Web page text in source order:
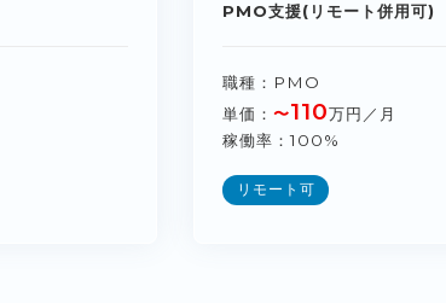
PMO支援(リモート併用可)
職種
PMO
単価
〜110万円／月
稼働率
100%
リモート可